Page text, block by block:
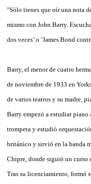
"Sólo tienes que oír una nota
mismo con John Barry.
dos veces’ o ’James Bond
Barry, el menor de cuatro
de noviembre de 1933 en
de varios teatros y su madre,
Barry empezó a estudiar piano
trompeta y estudió
británico y sirvió en la banda
Chipre, donde siguió un curso
Tras su licenciamiento, formó